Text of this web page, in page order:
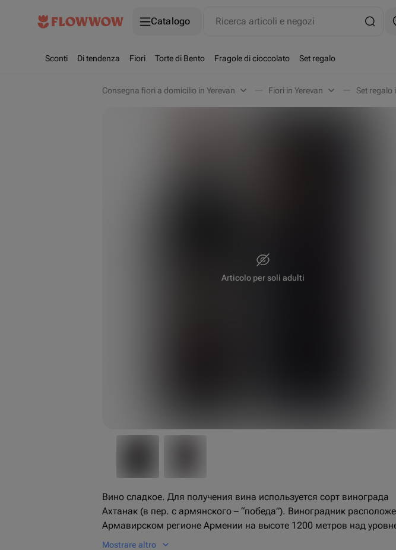
Catalogo Ricerca articoli e negozi
Sconti Di tendenza Fiori Torte di Bento Fragole di cioccolato Set regalo
Consegna fiori a domicilio in Yerevan Fiori in Yerevan Set regalo
Articolo per soli adulti
Вино сладкое. Для получения вина используется сорт винограда
Ахтанак (в пер. с армянского – “победа”). Виноградник
Армавирском регионе Армении на высоте 1200 метров над
моря. Вино прекрасно подойдет в качестве аперитива, как
Mostrare altro